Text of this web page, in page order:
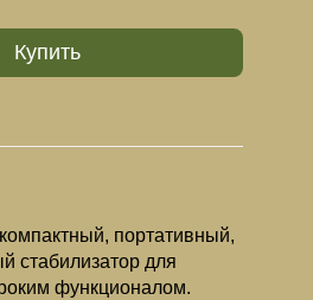
Купить
портативный,
стабилизатор для
функционалом.